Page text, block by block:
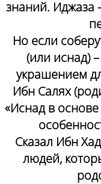
знаний. Иджаза
Но если
(или иснад)
украшением
Ибн Салях
«Иснад в
Сказал Ибн
людей,